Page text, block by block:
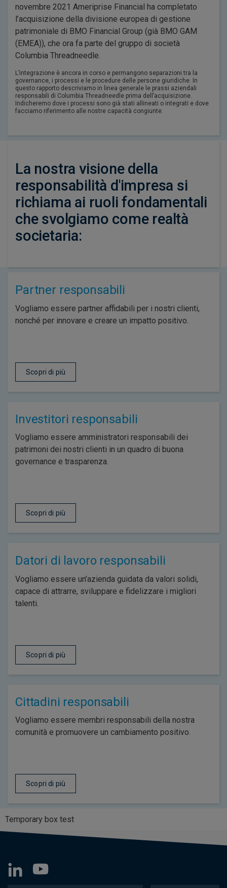
novembre 2021 Ameriprise Financial ha completato
l’acquisizione della divisione europea di gestione
patrimoniale di BMO Financial Group (già BMO GAM
(EMEA)), che ora fa parte del gruppo di società
Columbia Threadneedle.
L’integrazione è ancora in corso e permangono separazioni tra la
governance, i processi e le procedure delle persone giuridiche. In
questo rapporto descriviamo in linea generale le prassi aziendali
responsabili di Columbia Threadneedle prima dell’acquisizione.
Indicheremo dove i processi sono già stati allineati o integrati e dove
facciamo riferimento alle nostre capacità congiunte.
La nostra visione della
responsabilità d'impresa si
richiama ai ruoli fondamentali
che svolgiamo come realtà
societaria:
Partner responsabili
Vogliamo essere partner affidabili per i nostri clienti,
nonché per innovare e creare un impatto positivo.
Scopri di più
Investitori responsabili
Vogliamo essere amministratori responsabili dei
patrimoni dei nostri clienti in un quadro di buona
governance e trasparenza.
Scopri di più
Datori di lavoro responsabili
Vogliamo essere un’azienda guidata da valori solidi,
capace di attrarre, sviluppare e fidelizzare i migliori
talenti.
Scopri di più
Cittadini responsabili
Vogliamo essere membri responsabili della nostra
comunità e promuovere un cambiamento positivo.
Scopri di più
Temporary box test